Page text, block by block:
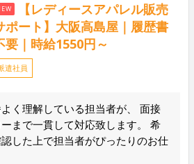
【レディースアパレル販売
ポート】大阪高島屋｜履歴書
要｜時給1550円～
遣社員
く理解している担当者が、 面接
まで一貫して対応致します。 希
した上で担当者がぴったりのお仕